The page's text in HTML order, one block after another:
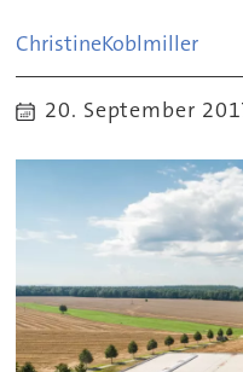
ChristineKoblmiller
20. September